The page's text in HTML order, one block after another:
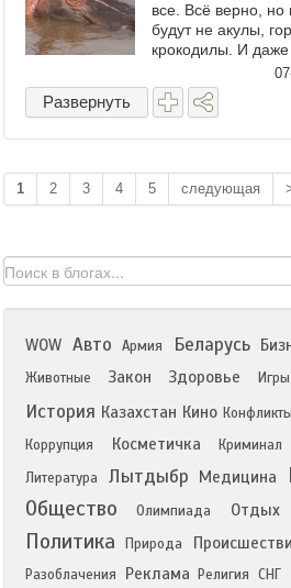
все. Всё верно, но
будут не акулы,
крокодилы. И
Вы, наверное,
хищники
Развернуть
1 2 3 4 5 следующая
WOW Авто Армия Беларусь
Животные
Закон Здоровье Игры
История Казахстан Кино Конфликты
Коррупция Косметичка Криминал
Литература Лытдыбр Медицина
Общество Олимпиада Отдых
Политика Природа
Разоблачения
Реклама Религия СНГ